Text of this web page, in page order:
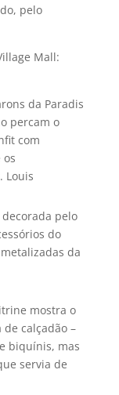
pelo
Mall:
da Paradis
percam o
com
Louis
pelo
do
da
mostra o
calçadão –
biquí­nis, mas
servia de